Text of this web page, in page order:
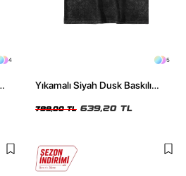
4 5
Yıkamalı Siyah Dusk Baskılı
799,00 TL 639,20 TL